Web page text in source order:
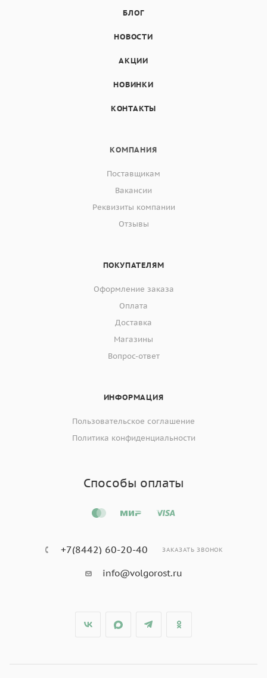
БЛОГ
НОВОСТИ
АКЦИИ
НОВИНКИ
КОНТАКТЫ
КОМПАНИЯ
Поставщикам
Вакансии
Реквизиты компании
Отзывы
ПОКУПАТЕЛЯМ
Оформление заказа
Оплата
Доставка
Магазины
Вопрос-ответ
ИНФОРМАЦИЯ
Пользовательское соглашение
Политика конфиденциальности
Способы оплаты
+7(8442) 60-20-40 ЗАКАЗАТЬ ЗВОНОК
info@volgorost.ru